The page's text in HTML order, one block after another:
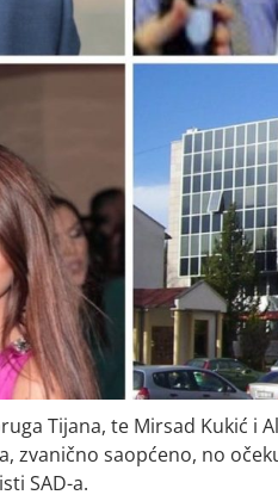
Tijana, te Mirsad Kukić i
zvanično saopćeno, no
SAD-a.